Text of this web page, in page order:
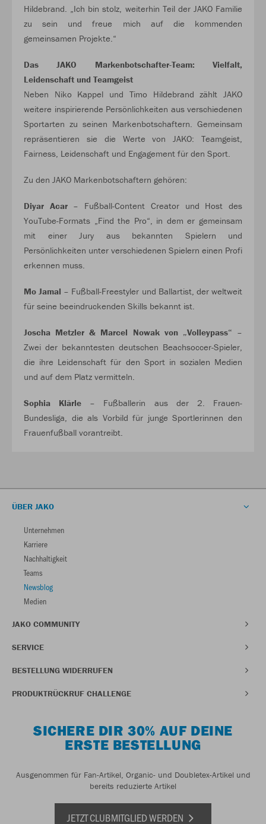
Hildebrand. „Ich bin stolz, weiterhin Teil der JAKO Familie
zu sein und freue mich auf die kommenden
gemeinsamen Projekte.“
Das JAKO Markenbotschafter-Team: Vielfalt,
Leidenschaft und Teamgeist
Neben Niko Kappel und Timo Hildebrand zählt JAKO
weitere inspirierende Persönlichkeiten aus verschiedenen
Sportarten zu seinen Markenbotschaftern. Gemeinsam
repräsentieren sie die Werte von JAKO: Teamgeist,
Fairness, Leidenschaft und Engagement für den Sport.
Zu den JAKO Markenbotschaftern gehören:
Diyar Acar– Fußball-Content Creator und Host des
YouTube-Formats „Find the Pro“, in dem er gemeinsam
mit einer Jury aus bekannten Spielern und
Persönlichkeiten unter verschiedenen Spielern einen Profi
erkennen muss.
Mo Jamal – Fußball-Freestyler und Ballartist, der weltweit
für seine beeindruckenden Skills bekannt ist.
Joscha Metzler & Marcel Nowak von „Volleypass“ –
Zwei der bekanntesten deutschen Beachsoccer-Spieler,
die ihre Leidenschaft für den Sport in sozialen Medien
und auf dem Platz vermitteln.
Sophia Klärle – Fußballerin aus der 2. Frauen-
Bundesliga, die als Vorbild für junge Sportlerinnen den
Frauenfußball vorantreibt.
ÜBER JAKO
Unternehmen
Karriere
Nachhaltigkeit
Teams
Newsblog
Medien
JAKO COMMUNITY
SERVICE
BESTELLUNG WIDERRUFEN
PRODUKTRÜCKRUF CHALLENGE
SICHERE DIR 30% AUF DEINE
ERSTE BESTELLUNG
Ausgenommen für Fan-Artikel, Organic- und Doubletex-Artikel und
bereits reduzierte Artikel
JETZT CLUBMITGLIED WERDEN